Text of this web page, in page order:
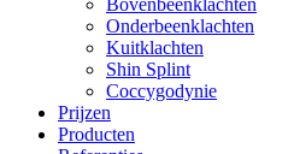
Bovenbeenklachten
Onderbeenklachten
Kuitklachten
Shin Splint
Coccygodynie
Prijzen
Producten